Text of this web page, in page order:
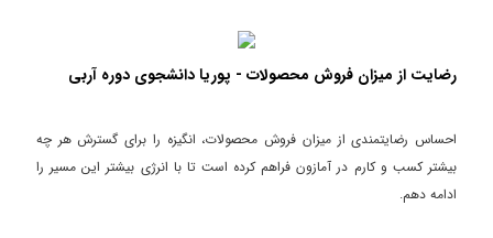
رضایت از میزان فروش محصولات - پوریا دانشجوی دوره آربی
احساس رضایتمندی از میزان فروش محصولات، انگیزه را برای گسترش هر چه
بیشتر کسب و کارم در آمازون فراهم کرده است تا با انرژی بیشتر این مسیر را
ادامه دهم.